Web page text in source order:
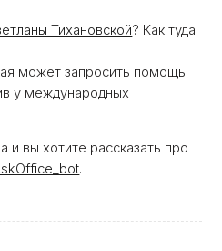
Тихановской? Как туда
может запросить помощь
у международных
и вы хотите рассказать про
.